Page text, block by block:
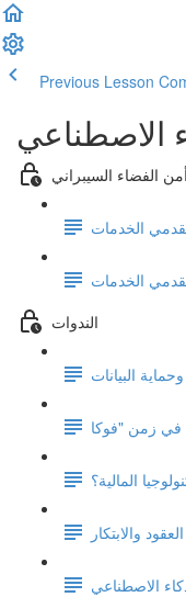
Previous Lesson
الاصطناعي
الفضاء السيبراني
الخدمات
الندوات
البيانات
المالية؟
والابتكار
الاصطناعي